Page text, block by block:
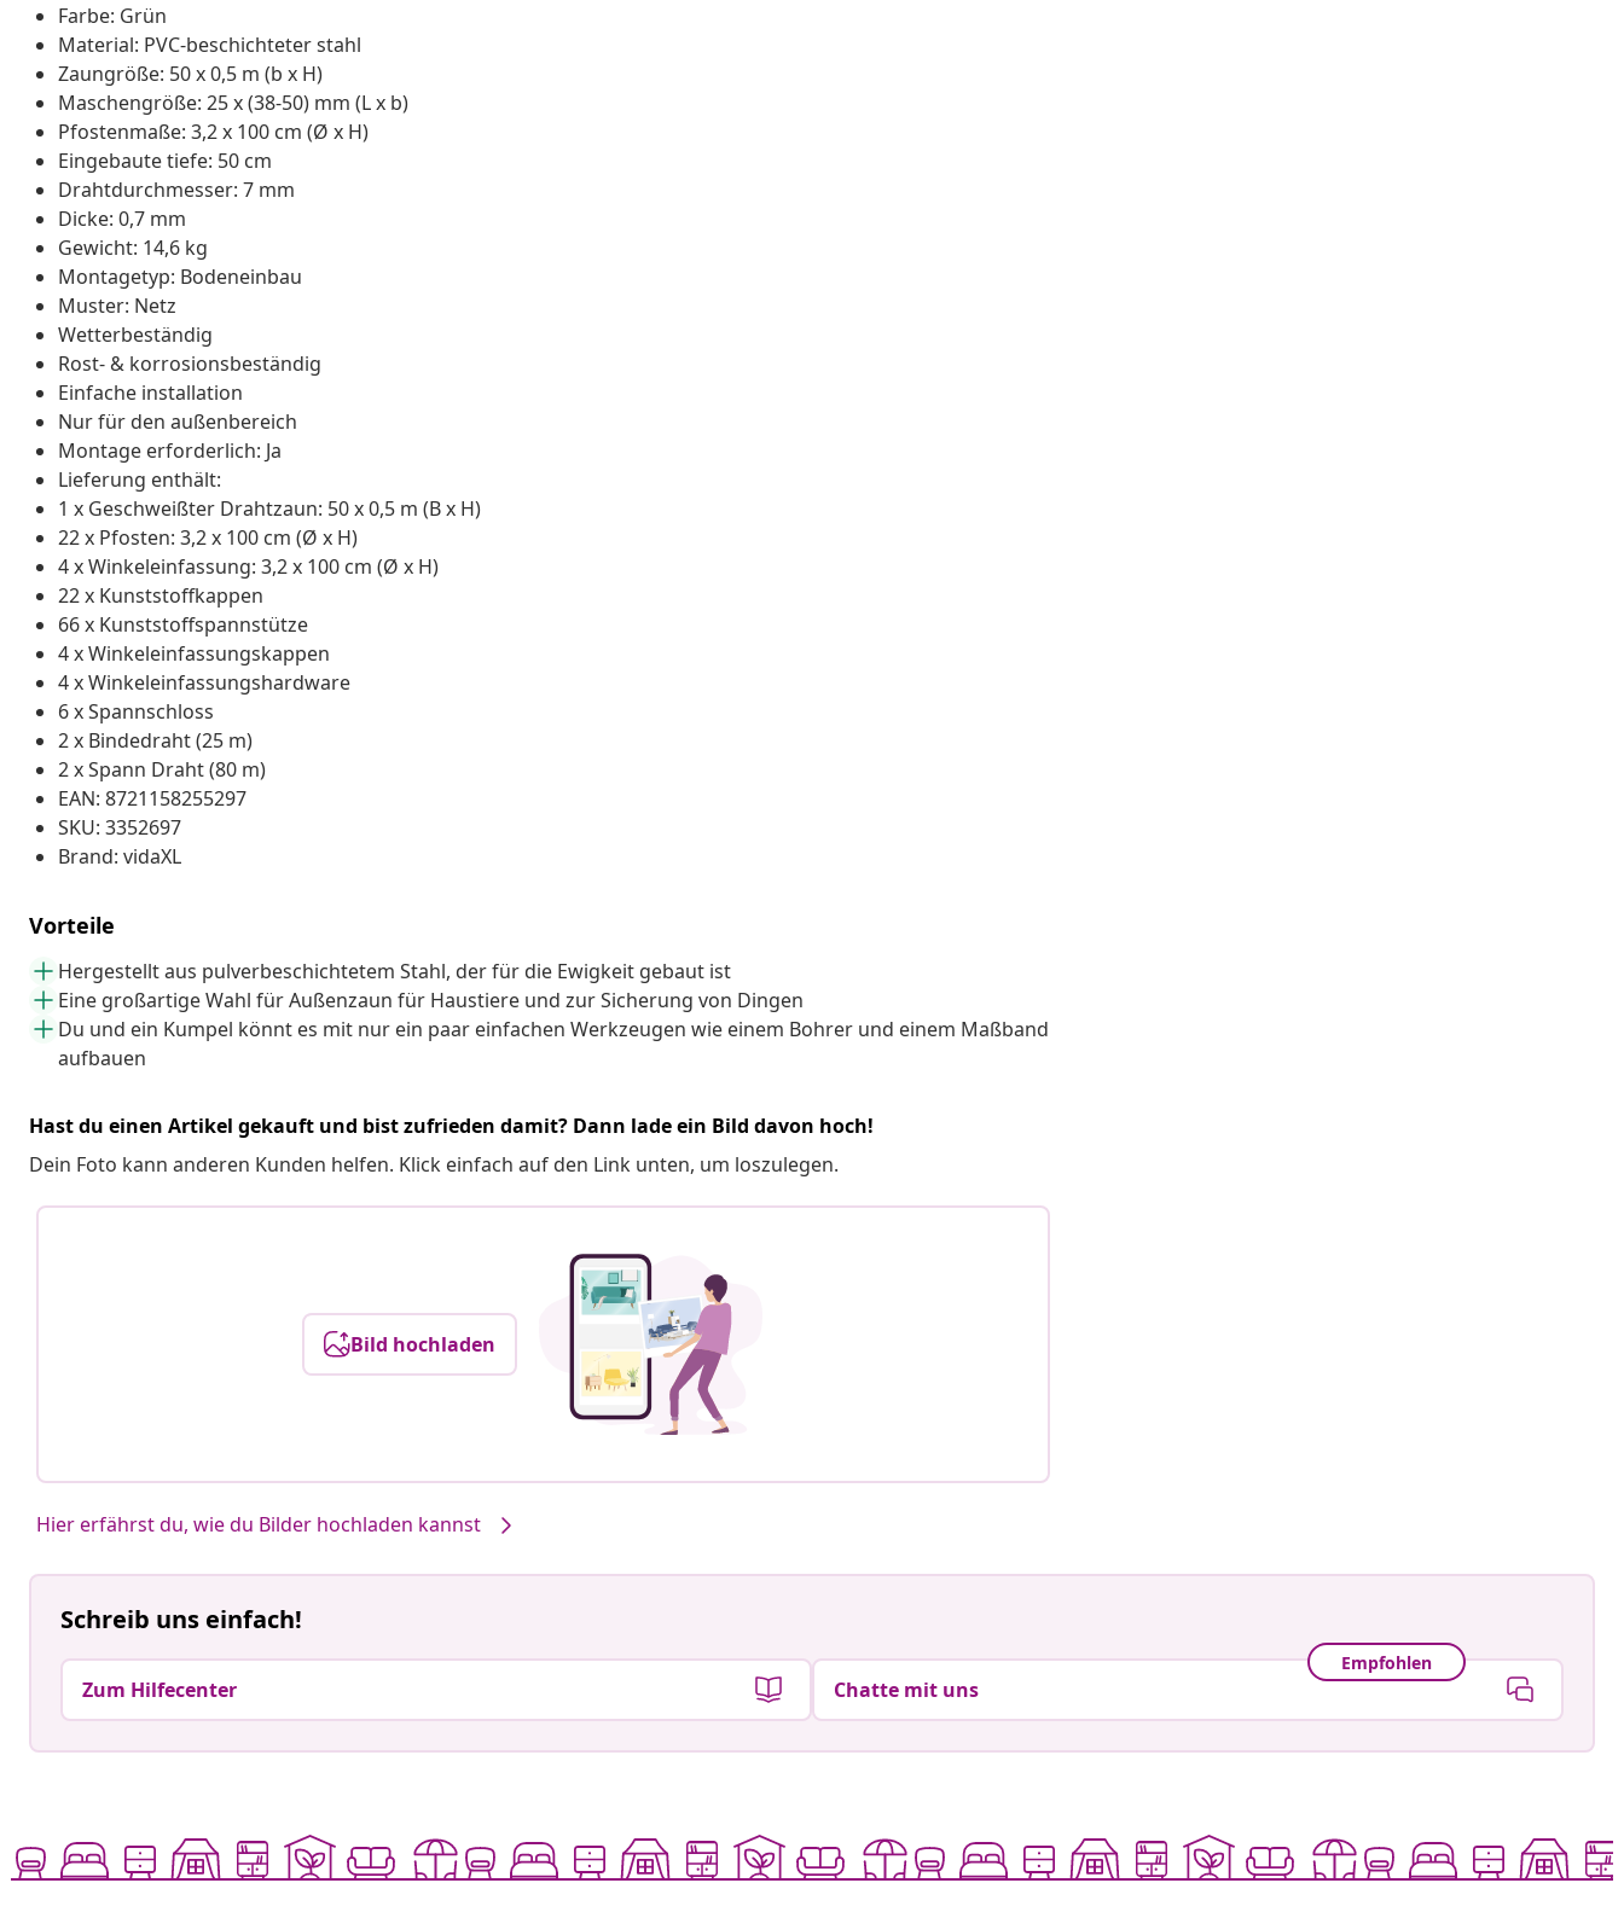
Farbe: Grün
Material: PVC-beschichteter stahl
Zaungröße: 50 x 0,5 m (b x H)
Maschengröße: 25 x (38-50) mm (L x b)
Pfostenmaße: 3,2 x 100 cm (Ø x H)
Eingebaute tiefe: 50 cm
Drahtdurchmesser: 7 mm
Dicke: 0,7 mm
Gewicht: 14,6 kg
Montagetyp: Bodeneinbau
Muster: Netz
Wetterbeständig
Rost- & korrosionsbeständig
Einfache installation
Nur für den außenbereich
Montage erforderlich: Ja
Lieferung enthält:
1 x Geschweißter Drahtzaun: 50 x 0,5 m (B x H)
22 x Pfosten: 3,2 x 100 cm (Ø x H)
4 x Winkeleinfassung: 3,2 x 100 cm (Ø x H)
22 x Kunststoffkappen
66 x Kunststoffspannstütze
4 x Winkeleinfassungskappen
4 x Winkeleinfassungshardware
6 x Spannschloss
2 x Bindedraht (25 m)
2 x Spann Draht (80 m)
EAN: 8721158255297
SKU: 3352697
Brand: vidaXL
Vorteile
Hergestellt aus pulverbeschichtetem Stahl, der für die Ewigkeit gebaut ist
Eine großartige Wahl für Außenzaun für Haustiere und zur Sicherung von Dingen
Du und ein Kumpel könnt es mit nur ein paar einfachen Werkzeugen wie einem Bohrer und einem Maßband
aufbauen
Hast du einen Artikel gekauft und bist zufrieden damit? Dann lade ein Bild davon hoch!
Dein Foto kann anderen Kunden helfen. Klick einfach auf den Link unten, um loszulegen.
Bild hochladen
Hier erfährst du, wie du Bilder hochladen kannst
Schreib uns einfach!
Zum Hilfecenter
Empfohlen
Chatte mit uns